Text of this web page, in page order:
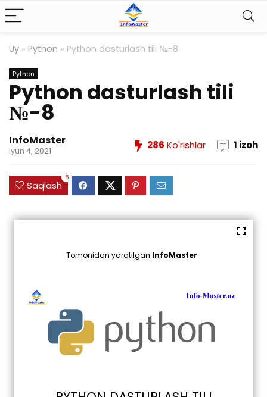
Uy » Python » Python dasturlash tili №-8
Python
Python dasturlash tili
№-8
InfoMaster
Iyun 4, 2021 286 Ko'rishlar 1 izoh
Saqlash
5
Tomonidan yaratilgan InfoMaster